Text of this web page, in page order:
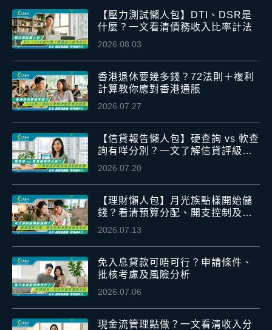
【壓力測試懶人包】DTI、DSR是
什麼？一文看清債務收入比率計法
2026.08.03
香港退休要幾多錢？72法則＋複利
計算教你應對香港通脹
2026.07.27
【信貸報告懶人包】硬查詢 vs 軟查
詢有咩分別？一文了解信貸評級及
信貸紀錄影響
2026.07.20
【理財懶人包】月光族點樣開始儲
錢？看清預算分配、開支控制及應
急資金安排
2026.07.13
免入息貸款可唔可行？申請條件、
批核考慮及風險分析
2026.07.06
現金流管理點做？一文看清收入分